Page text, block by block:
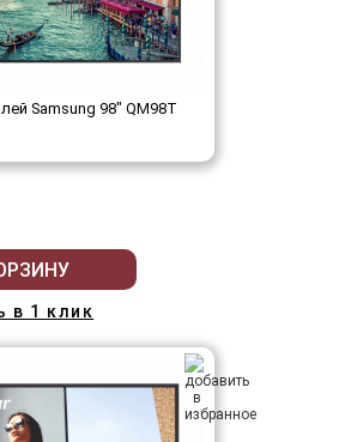
Samsung 98" QM98T
в 1 клик